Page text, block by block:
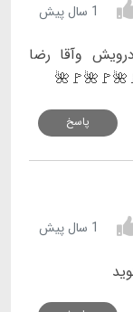
1 سال پیش
وآقا رضا
پاسخ
1 سال پیش